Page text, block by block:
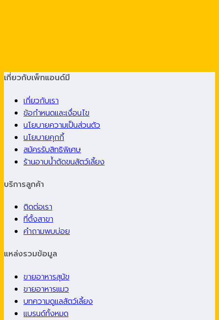
เกี่ยวกับเพ็ทแอนด์มี
เกี่ยวกับเรา
ข้อกำหนดและเงื่อนไข
นโยบายความเป็นส่วนตัว
นโยบายคุกกี้
สมัครรับสิทธิพิเศษ
ร้านอาบน้ำตัดขนสัตว์เลี้ยง
บริการลูกค้า
ติดต่อเรา
ที่ตั้งสาขา
คำถามพบบ่อย
แหล่งรวมข้อมูล
ขายอาหารสุนัข
ขายอาหารแมว
บทความดูแลสัตว์เลี้ยง
แบรนด์ทั้งหมด